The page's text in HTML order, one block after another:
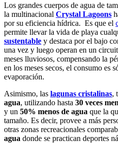
Los grandes cuerpos de agua de
la multinacional Crystal Lagoons
por su eficiencia hídrica. Es que el
permite llevar la vida de playa
sustentable y destaca por el bajo
una vez y luego operan en un
meses lluviosos, compensando la
en los meses secos, el consumo es
evaporación.
Asimismo, las lagunas cristalinas,
agua, utilizando hasta 30 veces
y un 50% menos de agua que la
tamaño. Es decir, provee a más
otras zonas recreacionales
agua donde se practican deportes